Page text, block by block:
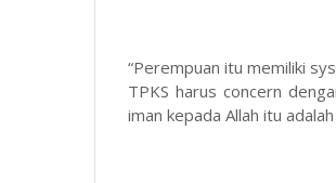
“Perempuan itu memiliki
TPKS harus concern
iman kepada Allah itu